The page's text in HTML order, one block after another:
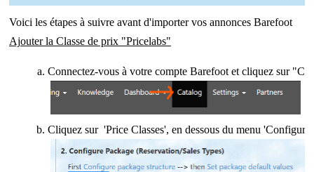
Voici les étapes à suivre avant d'importer vos annonces Barefoot
Ajouter la Classe de prix "Pricelabs"
Connectez-vous à votre compte Barefoot et cliquez sur
Cliquez sur 'Price Classes', en dessous du menu 'Configure